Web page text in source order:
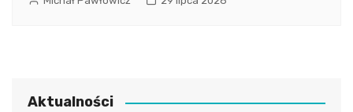
Aktualności